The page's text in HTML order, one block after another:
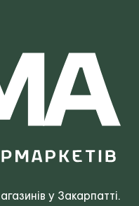
у Закарпатті.